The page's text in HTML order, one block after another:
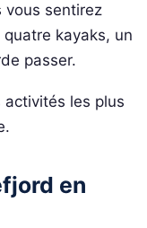
vous sentirez
kayaks, un
passer.
les plus
en